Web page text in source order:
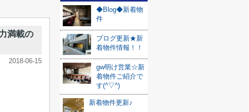
満載の
2018-06-15
◆Blog◆新着物
件
ブログ更新★新
着物件情報！！
gw明け営業☆新
着物件ご紹介で
す(^▽^)
新着物件更新♪